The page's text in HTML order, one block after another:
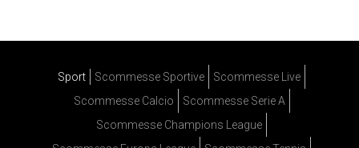
Sport Scommesse Sportive
Scommesse Live
Scommesse Calcio
Scommesse Serie A
Scommesse Champions League